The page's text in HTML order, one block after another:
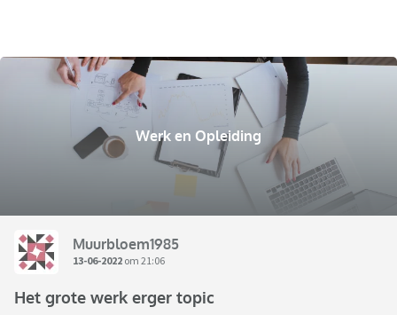
Werk en Opleiding
Muurbloem1985
13-06-2022 om 21:06
Het grote werk erger topic